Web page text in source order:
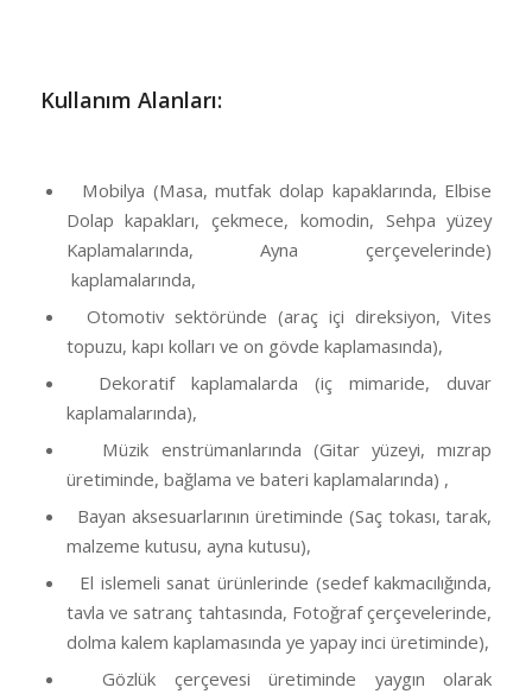
Kullanım Alanları:
Mobilya (Masa, mutfak dolap kapaklarında, Elbise
Dolap kapakları, çekmece, komodin, Sehpa yüzey
Kaplamalarında, Ayna çerçevelerinde)
kaplamalarında,
Otomotiv sektöründe (araç içi direksiyon, Vites
topuzu, kapı kolları ve on gövde kaplamasında),
Dekoratif kaplamalarda (iç mimaride, duvar
kaplamalarında),
Müzik enstrümanlarında (Gitar yüzeyi, mızrap
üretiminde, bağlama ve bateri kaplamalarında) ,
Bayan aksesuarlarının üretiminde (Saç tokası, tarak,
malzeme kutusu, ayna kutusu),
El islemeli sanat ürünlerinde (sedef kakmacılığında,
tavla ve satranç tahtasında, Fotoğraf çerçevelerinde,
dolma kalem kaplamasında ye yapay inci üretiminde),
Gözlük çerçevesi üretiminde yaygın olarak